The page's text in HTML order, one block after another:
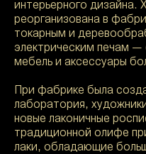
интерьерного дизайна.
реорганизована в
токарным и
электрическим печам —
мебель и аксессуары
При фабрике была
лаборатория,
новые лаконичные
традиционной олифе
лаки, обладающие